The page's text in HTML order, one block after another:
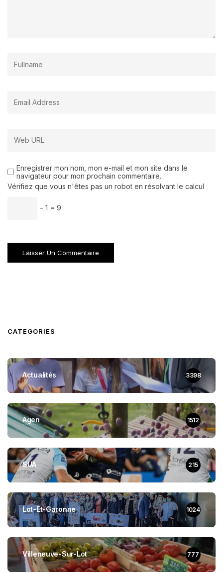
Enregistrer mon nom, mon e-mail et mon site dans le
navigateur pour mon prochain commentaire.
Vérifiez que vous n'êtes pas un robot en résolvant le calcul
− 1 = 9
CATEGORIES
Actualités 3398
Agen 1512
SUA 215
Lot-Et-Garonne 1024
Villeneuve-Sur-Lot 777